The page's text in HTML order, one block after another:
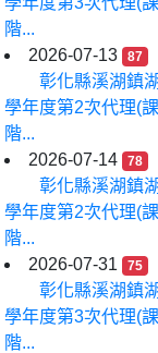
階...
2026-07-13
87
彰化縣溪湖鎮
學年度第2次代理(
階...
2026-07-14
78
彰化縣溪湖鎮
學年度第2次代理(
階...
2026-07-31
75
彰化縣溪湖鎮
學年度第3次代理(
階...